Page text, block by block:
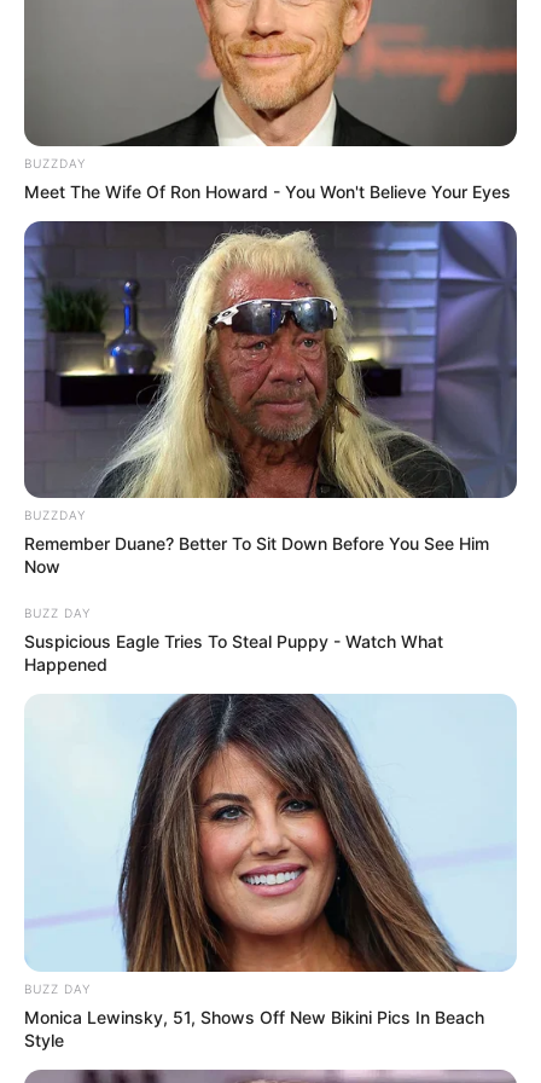
Museum für historische Wehrtechnik - Eine
Ausstellung mit mehreren tausend Exponaten aus
den letzten hundert Jahren in Röthenbach an der
Pegnitz. Informationen unter www.wehrtechnikmuse
denkmalgeschützten Ensemble aus
Ackerbürgerhaus, Scheune und einem weiteren
Gebäude befindet sich ein Spezialmuseum zum
Thema Hirtenwesen und Viehzucht, in dem die
Besucher auch selber aktiv werden können.
Informationen unterde.wikipedia.org/
wiki/Deutsches
Hirtenmuseum.
König-Otto-Tropfsteinhöhle - Die 1895 entdeckte
Tropfsteinhöhle bei Velburg gilt als eine der
schönsten Tropfsteinhöhlen Deutschlands und ist
deshalb ein beliebtes Ausflugsziel. Informationen
unterde.wikipedia.org/wiki/König-Otto-Tropfsteinhöh
Germanisches Nationalmuseum - Mit dem
Germanischen Nationalmuseum befindet sich in
Deutschlands. Informationen unter
Neues Museum in Nürnberg - Kunst und Design der
Gegenwart wird in dem fast 100 Meter langen und
aus vier Geschossen bestehenden Museumsbau
gezeigt. Informationen unterwww.nmn.de
DB Eisenbahnmuseum in Nürnberg - Ein
abwechslungsreich und mit Multimediaeffekten
gestaltetes Museum, das die Geschichte der
Deutschen Wiedervereinigung, auf interessante
m.de.
BUZZDAY
Meet The Wife Of Ron Howard - You Won't Believe Your Eyes
BUZZDAY
Remember Duane? Better To Sit Down Before You See Him
Now
BUZZ DAY
Suspicious Eagle Tries To Steal Puppy - Watch What
Happened
BUZZ DAY
Monica Lewinsky, 51, Shows Off New Bikini Pics In Beach
Style